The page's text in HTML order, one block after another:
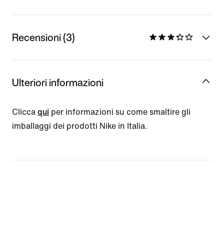
Recensioni (3)
Ulteriori informazioni
Clicca qui per informazioni su come smaltire gli
imballaggi dei prodotti Nike in Italia.